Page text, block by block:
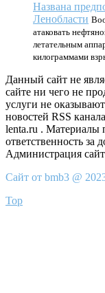
Названа
Ленобласти
атаковать
летательным
килограммами
Данный сайт не
сайте ни чего не
услуги не
новостей RSS
lenta.ru . Материалы
ответственность за
Администрация
Сайт от bmb3 @
Top